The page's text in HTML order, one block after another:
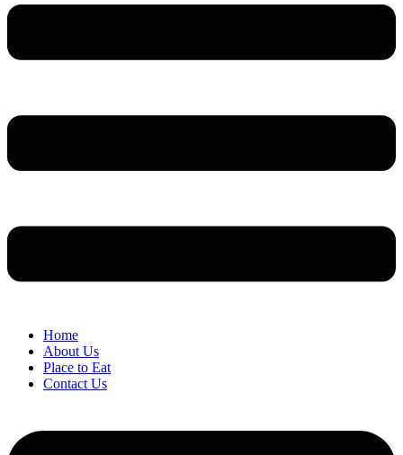
Home
About Us
Place to Eat
Contact Us